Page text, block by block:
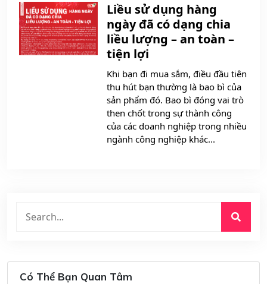
Liều sử dụng hàng
ngày đã có dạng chia
liều lượng – an toàn –
tiện lợi
Khi bạn đi mua sắm, điều đầu tiên
thu hút bạn thường là bao bì của
sản phẩm đó. Bao bì đóng vai trò
then chốt trong sự thành công
của các doanh nghiệp trong nhiều
ngành công nghiệp khác...
Có Thể Bạn Quan Tâm